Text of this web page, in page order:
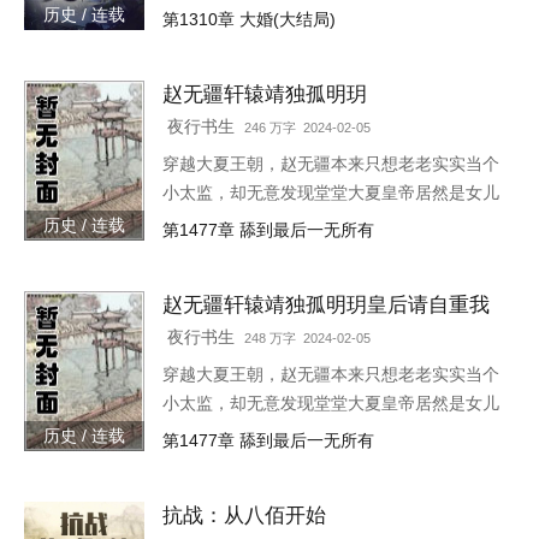
历史 / 连载
是把一个败家子逼成了救世主，无所不能！种
第1310章 大婚(大结局)
历史 / 连载
赵无疆轩辕靖独孤明玥
夜行书生 246 万字 2024-02-05
穿越大夏王朝，赵无疆本来只想老老实实当个
小太监，却无意发现堂堂大夏皇帝居然是女儿
身！“大胆奴才，竟然还没净身，朕诛你九
“陛下，本宫来侍寝。”女皇帝情急之下连忙吹
灭灯火，“小赵子，你替朕伺候皇后，以后便是
朕的心腹！”
第1477章 舔到最后一无所有
历史 / 连载
赵无疆轩辕靖独孤明玥皇后请自重我
真不想代替陛下呀最新章节在线
夜行书生 248 万字 2024-02-05
穿越大夏王朝，赵无疆本来只想老老实实当个
小太监，却无意发现堂堂大夏皇帝居然是女儿
身！“大胆奴才，竟然还没净身，朕诛你九
“陛下，本宫来侍寝。”女皇帝情急之下连忙吹
第1477章 舔到最后一无所有
抗战：从八佰开始